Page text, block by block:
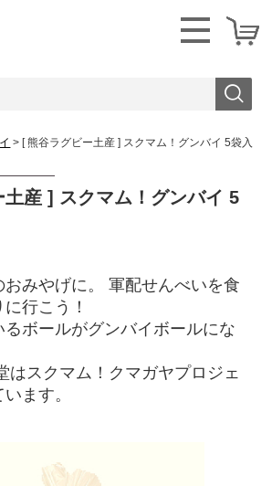
[ 熊谷ラグビー土産 ] スクマム！グンバイ 5袋入
土産 ] スクマム！グンバイ 5
おみやげに。 軍配せんべいを食
行こう！
るボールがグンバイボールにな
はスクマム！クマガヤプロジェ
ます。